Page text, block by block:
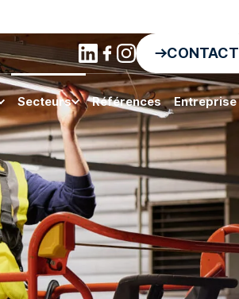
CONTACT
Secteurs Références Entreprise